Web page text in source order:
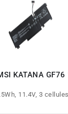
KATANA GF76
11.4V, 3